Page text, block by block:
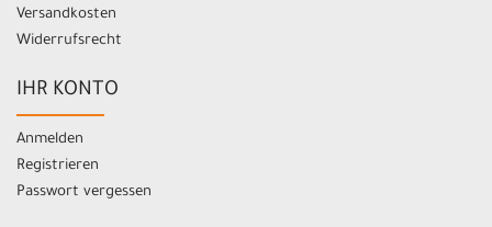
Versandkosten
Widerrufsrecht
IHR KONTO
Anmelden
Registrieren
Passwort vergessen